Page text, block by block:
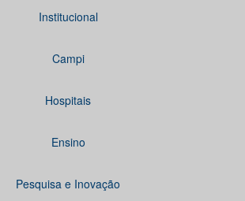
Institucional
Campi
Hospitais
Ensino
Pesquisa e Inovação